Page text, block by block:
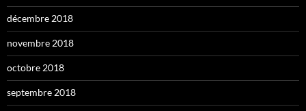
décembre 2018
novembre 2018
octobre 2018
septembre 2018